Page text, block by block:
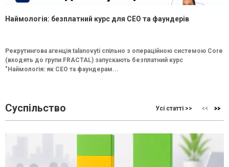
Наймологія: безплатний курс для CEO та фаундерів
Рекрутингова агенція talanovyti спільно з операційною системою Core
(входять до групи FRACTAL) запускають безплатний курс
"Наймологія: як СEO та фаундерам...
Суспільство Усі статті >>